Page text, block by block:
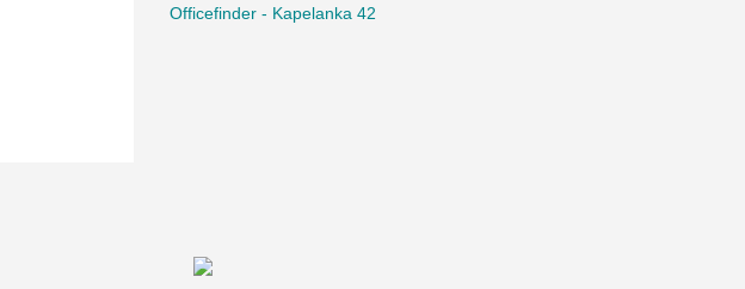
Officefinder - Kapelanka 42